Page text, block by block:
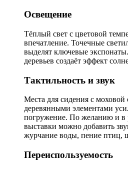
Освещение
Тёплый свет с цветовой
впечатление. Точечные
выделят ключевые
деревьев создаёт эффект
Тактильность и звук
Места для сидения с моховой
деревянными элементами
погружение. По желанию и в
выставки можно добавить
журчание воды, пение птиц,
Переиспользуемость